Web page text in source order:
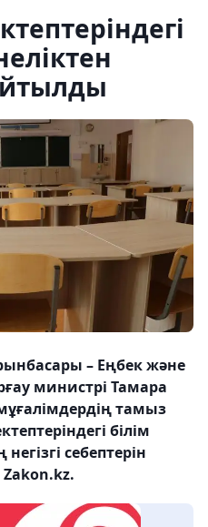
– Еңбек және
министрі Тамара
тамыз
білім
себептерін